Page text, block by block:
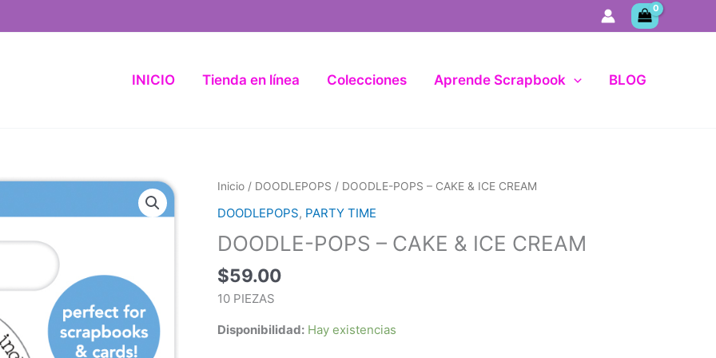
INICIO Tienda en línea Colecciones Aprende Scrapbook BLOG
Inicio / DOODLEPOPS / DOODLE-POPS – CAKE & ICE CREAM
DOODLEPOPS, PARTY TIME
DOODLE-POPS – CAKE & ICE CREAM
$59.00
10 PIEZAS
Disponibilidad: Hay existencias
DOODLE-
CAKE
ICE
CREAM